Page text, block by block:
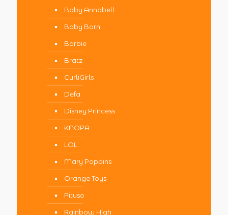
Baby Annabell
Baby Born
Barbie
Bratz
CurliGirls
Defa
Disney Princess
KNOPA
LOL
Mary Poppins
Orange Toys
Pituso
Rainbow High